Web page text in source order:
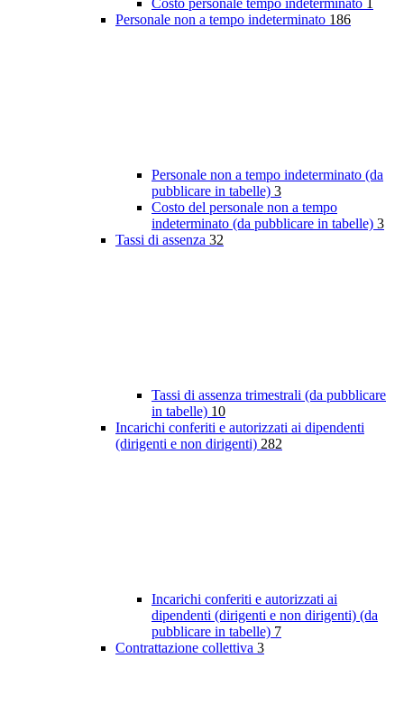
Costo personale tempo indeterminato 1
Personale non a tempo indeterminato 186
Personale non a tempo indeterminato (da
pubblicare in tabelle) 3
Costo del personale non a tempo
indeterminato (da pubblicare in tabelle) 3
Tassi di assenza 32
Tassi di assenza trimestrali (da pubblicare
in tabelle) 10
Incarichi conferiti e autorizzati ai dipendenti
(dirigenti e non dirigenti) 282
Incarichi conferiti e autorizzati ai
dipendenti (dirigenti e non dirigenti) (da
pubblicare in tabelle) 7
Contrattazione collettiva 3